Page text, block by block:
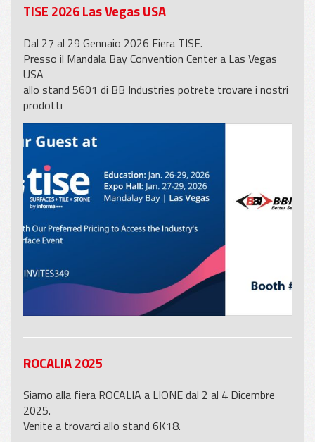
TISE 2026 Las Vegas USA
Dal 27 al 29 Gennaio 2026 Fiera TISE.
Presso il Mandala Bay Convention Center a Las Vegas
USA
allo stand 5601 di BB Industries potrete trovare i nostri
prodotti
ROCALIA 2025
Siamo alla fiera ROCALIA a LIONE dal 2 al 4 Dicembre
2025.
Venite a trovarci allo stand 6K18.